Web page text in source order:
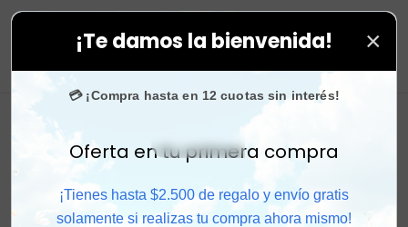
¡Te damos la bienvenida! ×
💳 ¡Compra hasta en 12 cuotas sin interés!
Activar sonido
Oferta en tu primera compra
¡Tienes hasta $2.500 de regalo y envío gratis
solamente si realizas tu compra ahora mismo!
tus compras. ⚡ Compra rápido y aprovecha. 💙